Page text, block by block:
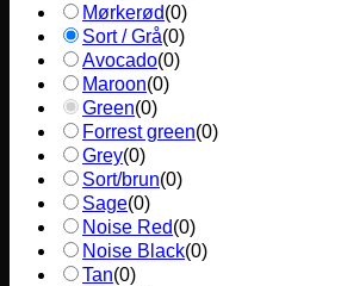
Mørkerød(0)
Sort / Grå(0)
Avocado(0)
Maroon(0)
Green(0)
Forrest green(0)
Grey(0)
Sort/brun(0)
Sage(0)
Noise Red(0)
Noise Black(0)
Tan(0)